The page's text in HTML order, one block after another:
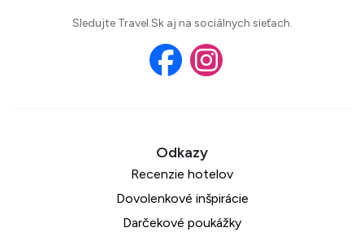
Sledujte Travel.Sk aj na sociálnych sieťach.
Recenzie hotelov
Dovolenkové inšpirácie
Darčekové poukážky